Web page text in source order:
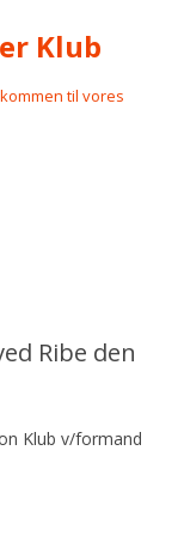
Klub
til vores
Ribe den
Klub v/formand